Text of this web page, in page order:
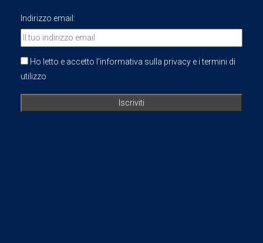
Indirizzo email:
Ho letto e accetto l'informativa sulla privacy e i termini di
utilizzo